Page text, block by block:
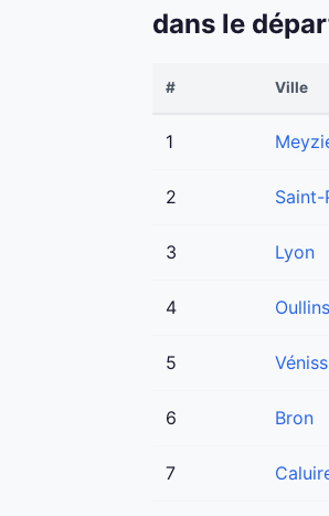
dans le
# Ville
1
2 Saint-
3 Lyon
4
5
6 Bron
7